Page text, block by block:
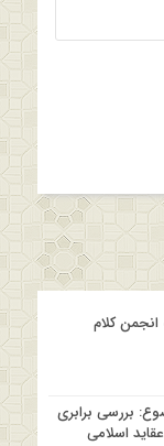
کلام
بررسی برابری
اسلامی